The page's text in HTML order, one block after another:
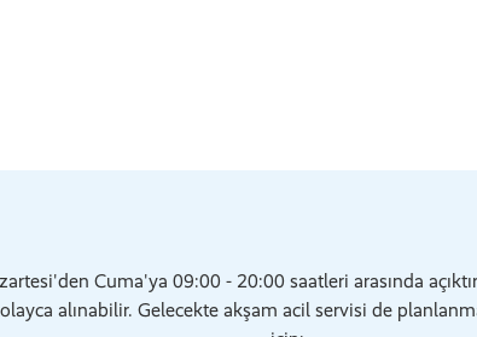
Cuma'ya 09:00 - 20:00 saatleri arasında
alınabilir. Gelecekte akşam acil servisi de